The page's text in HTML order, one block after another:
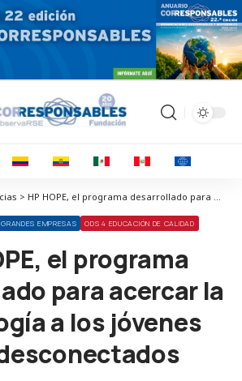
Corresponsables > Noticias > HP HOPE, el programa desarrollado para acercar la tecnología a los jóvenes más desconectados
GRANDES EMPRESAS ODS 4 EDUCACIÓN DE CALIDAD
el programa
para acercar la
a los jóvenes